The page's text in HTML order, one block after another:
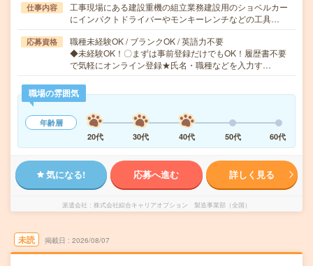
仕事内容
工事現場にある建設重機の組立業務建設用のショベルカー
にインパクトドライバーやモンキーレンチなどの工具…
応募資格
職種未経験OK / ブランクOK / 英語力不要
◆未経験OK！〇まずは事前登録だけでもOK！履歴書不要
で気軽にオンライン登録★氏名・職種などを入力す…
職場の雰囲気
年齢層
20代
30代 40代 50代 60代
気になる! 応募へ進む 詳しく見る
派遣会社 株式会社綜合キャリアオプション 製造事業部（全国）
未読 掲載日 2026/08/07